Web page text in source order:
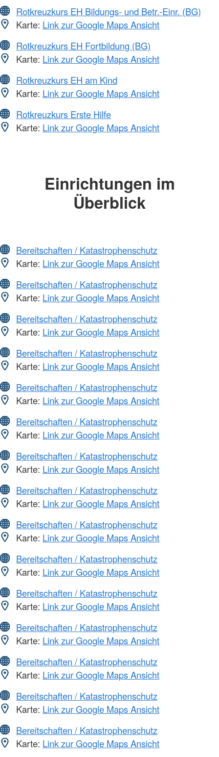
Rotkreuzkurs EH Bildungs- und Betr.-Einr. (BG)
Karte: Link zur Google Maps Ansicht
Rotkreuzkurs EH Fortbildung (BG)
Karte: Link zur Google Maps Ansicht
Rotkreuzkurs EH am Kind
Karte: Link zur Google Maps Ansicht
Rotkreuzkurs Erste Hilfe
Karte: Link zur Google Maps Ansicht
Einrichtungen im
Überblick
Bereitschaften / Katastrophenschutz
Karte: Link zur Google Maps Ansicht
Bereitschaften / Katastrophenschutz
Karte: Link zur Google Maps Ansicht
Bereitschaften / Katastrophenschutz
Karte: Link zur Google Maps Ansicht
Bereitschaften / Katastrophenschutz
Karte: Link zur Google Maps Ansicht
Bereitschaften / Katastrophenschutz
Karte: Link zur Google Maps Ansicht
Bereitschaften / Katastrophenschutz
Karte: Link zur Google Maps Ansicht
Bereitschaften / Katastrophenschutz
Karte: Link zur Google Maps Ansicht
Bereitschaften / Katastrophenschutz
Karte: Link zur Google Maps Ansicht
Bereitschaften / Katastrophenschutz
Karte: Link zur Google Maps Ansicht
Bereitschaften / Katastrophenschutz
Karte: Link zur Google Maps Ansicht
Bereitschaften / Katastrophenschutz
Karte: Link zur Google Maps Ansicht
Bereitschaften / Katastrophenschutz
Karte: Link zur Google Maps Ansicht
Bereitschaften / Katastrophenschutz
Karte: Link zur Google Maps Ansicht
Bereitschaften / Katastrophenschutz
Karte: Link zur Google Maps Ansicht
Bereitschaften / Katastrophenschutz
Karte: Link zur Google Maps Ansicht